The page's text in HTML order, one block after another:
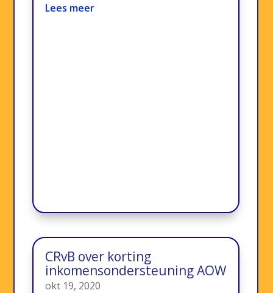
Lees meer
CRvB over korting
inkomensondersteuning AOW
okt 19, 2020